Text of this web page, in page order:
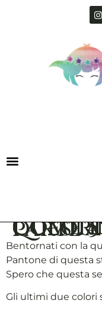
Come indossare i colori Pantone di questa stagione parte 5
Bentornati con la
Pantone di questa
Spero che questa
Gli ultimi due colori